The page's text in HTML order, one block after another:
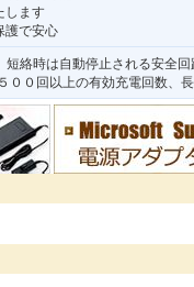
します
護で安心
絡時は自動停止される安全回
００回以上の有効充電回数、長